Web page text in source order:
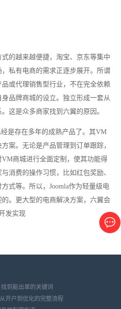
的越来越便捷，淘宝、京东等集中
私有电商的需求正逐步展开。所谓
或代理销售型行业，不在完全依赖
品牌商城的设立。独立形成一套从
这是众多商家找到六翼的原因。
是存在多年的成熟产品了。其VM
案。无论是产品管理到订单跟踪，
商城进行全面定制，使其功能得
消费的操作习惯，比如红包奖励、
式等。所以，Joomla作为轻量级电
。更大型的电商解决方案，六翼会
发实现
到能出单的关键词
开户到优化的完整流程